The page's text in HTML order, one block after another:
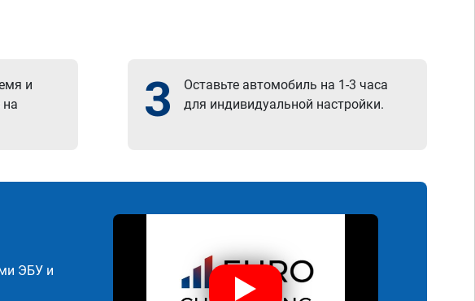
и
на
3
Оставьте автомобиль на 1-3 часа
для индивидуальной настройки.
ЭБУ и